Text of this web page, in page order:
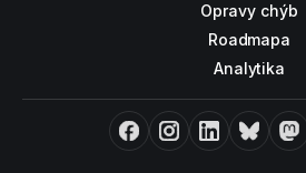
Opravy chýb
Roadmapa
Analytika
Facebook
InstagramLinkedInBluesky